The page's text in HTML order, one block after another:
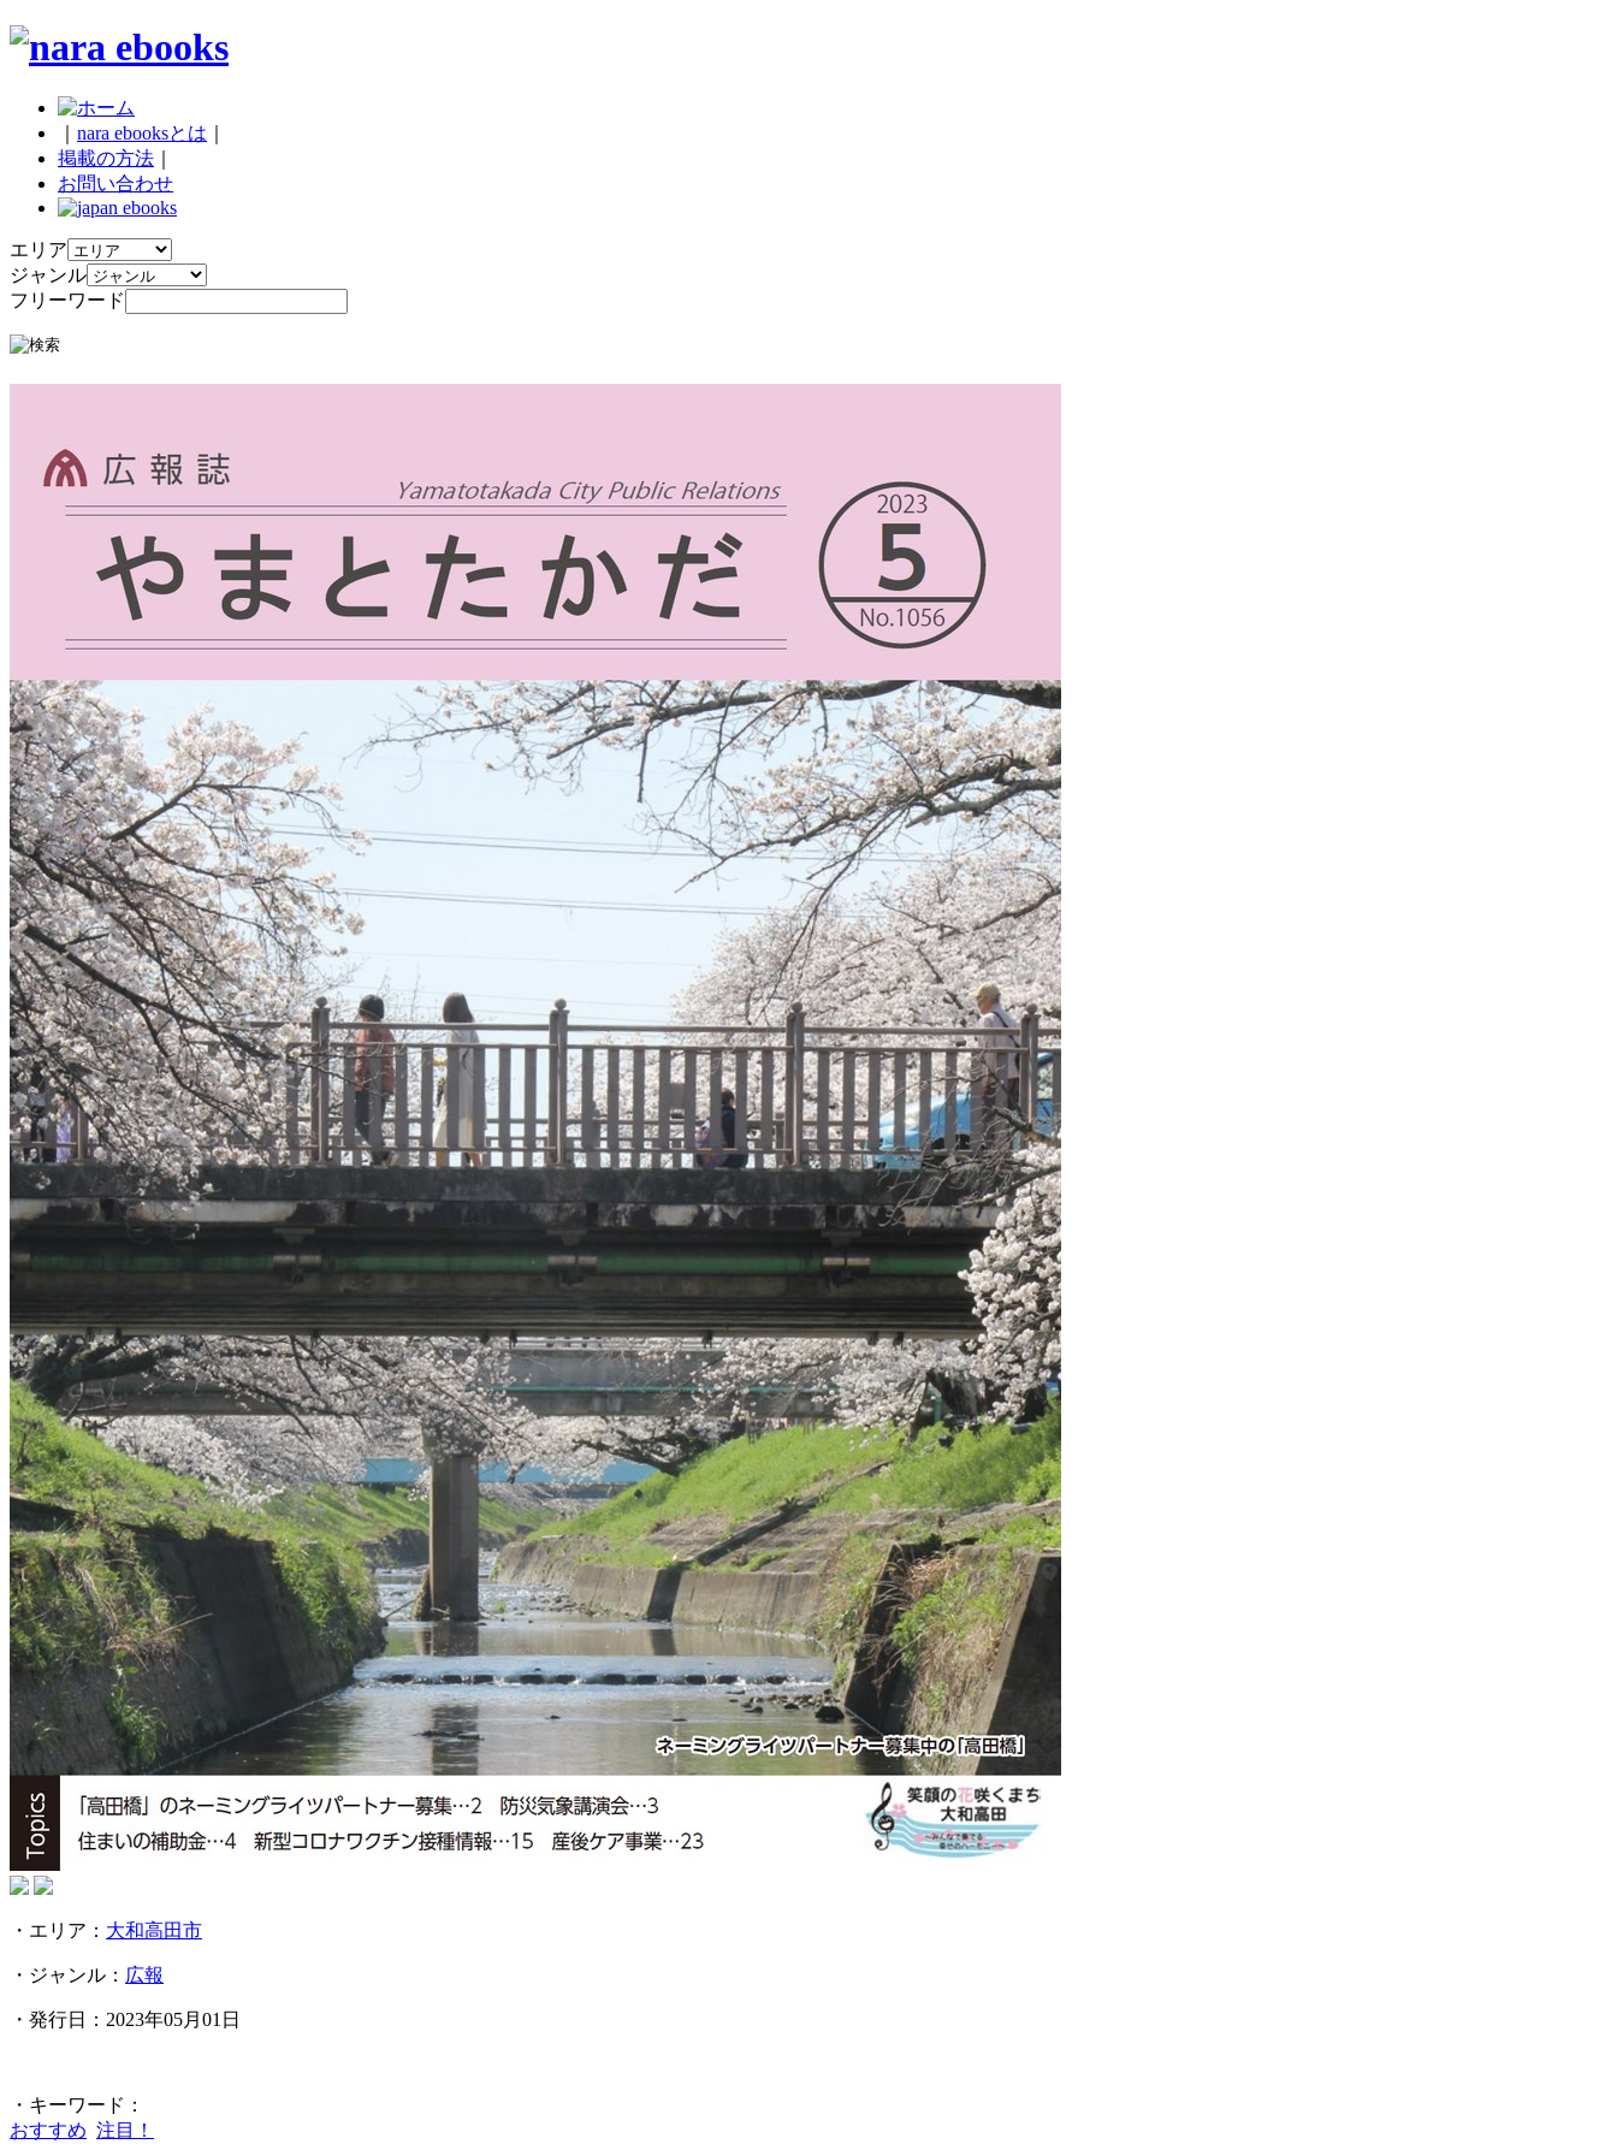
nara ebooksとは
掲載の方法
お問い合わせ
エリア
ジャンル
フリーワード
・エリア： 大和高田市
・ジャンル： 広報
・発行日：2023年05月01日
・キーワード：
おすすめ 注目！